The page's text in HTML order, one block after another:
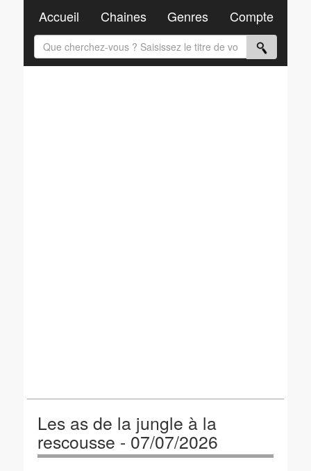
Les as de la jungle à la
rescousse - 07/07/2026
Accueil Chaines Genres Compte